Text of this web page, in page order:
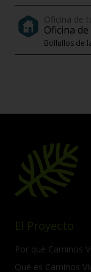
Oficina de
Oficina
Bollullos de
El Proyecto
Por qué Caminos
Qué es Caminos